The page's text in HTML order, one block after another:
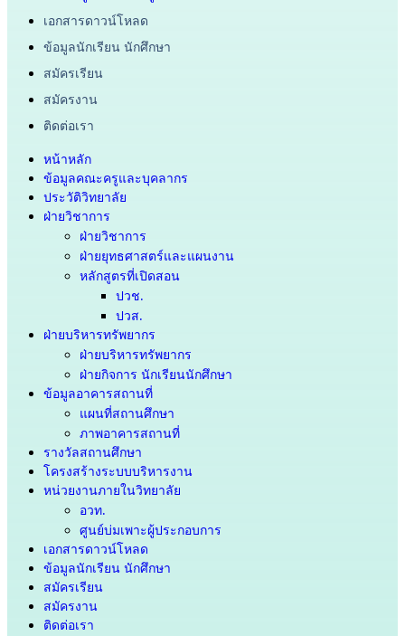
เอกสารดาวน์โหลด
ข้อมูลนักเรียน นักศึกษา
สมัครเรียน
สมัครงาน
ติดต่อเรา
หน้าหลัก
ข้อมูลคณะครูและบุคลากร
ประวัติวิทยาลัย
ฝ่ายวิชาการ
ฝ่ายวิชาการ
ฝ่ายยุทธศาสตร์และแผนงาน
หลักสูตรที่เปิดสอน
ปวช.
ปวส.
ฝ่ายบริหารทรัพยากร
ฝ่ายบริหารทรัพยากร
ฝ่ายกิจการ นักเรียนนักศึกษา
ข้อมูลอาคารสถานที่
แผนที่สถานศึกษา
ภาพอาคารสถานที่
รางวัลสถานศึกษา
โครงสร้างระบบบริหารงาน
หน่วยงานภายในวิทยาลัย
อวท.
ศูนย์บ่มเพาะผู้ประกอบการ
เอกสารดาวน์โหลด
ข้อมูลนักเรียน นักศึกษา
สมัครเรียน
สมัครงาน
ติดต่อเรา